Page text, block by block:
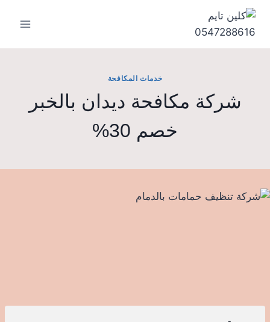
التجاوز
المحتوى
خدمات المكافحة
شركة مكافحة ديدان بالخبر
خصم 30%